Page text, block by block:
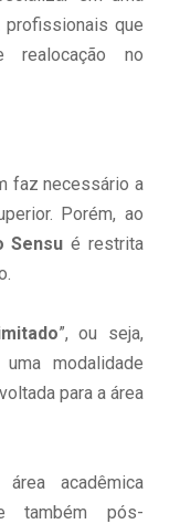
profissionais que
realocação no
faz necessário a
Porém, ao
Sensu é restrita
”, ou seja,
modalidade
para a área
acadêmica
também pós-